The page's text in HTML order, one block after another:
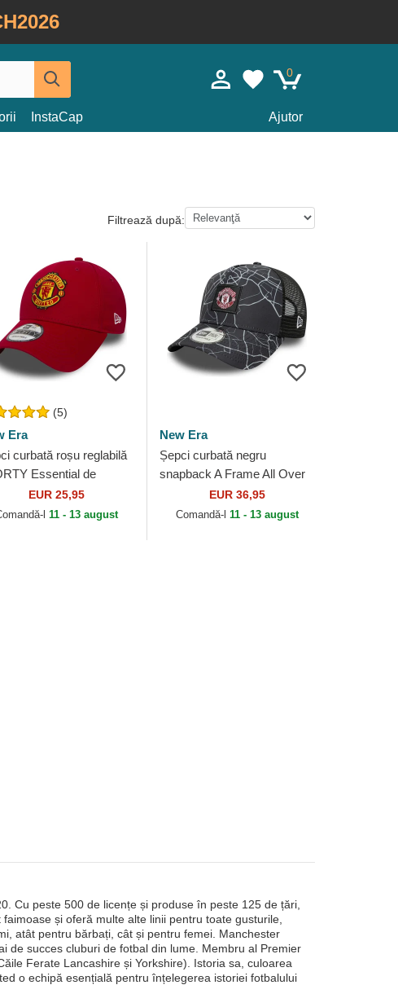
0
InstaCap Ajutor
Filtrează după:
(5)
Era
curbată roșu reglabilă
Essential de
United Football
Premier League...
EUR 25,95
l11 - 13 august
New Era
Șepci curbată negru
snapback A Frame All Over
Print de Manchester United
Football Club Premier...
EUR 36,95
Comandă-l 11 - 13 august
Cu peste 500 de licențe și produse în peste 125 de țări,
și oferă multe alte linii pentru toate gusturile,
atât pentru bărbați, cât și pentru femei. Manchester
de succes cluburi de fotbal din lume. Membru al Premier
Ferate Lancashire și Yorkshire). Istoria sa, culoarea
o echipă esențială pentru înțelegerea istoriei fotbalului